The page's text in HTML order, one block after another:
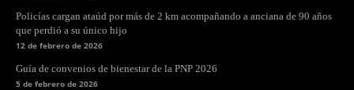
Policías cargan ataúd por más de 2 km acompañando a anciana de 90 años
que perdió a su único hijo
12 de febrero de 2026
Guía de convenios de bienestar de la PNP 2026
5 de febrero de 2026